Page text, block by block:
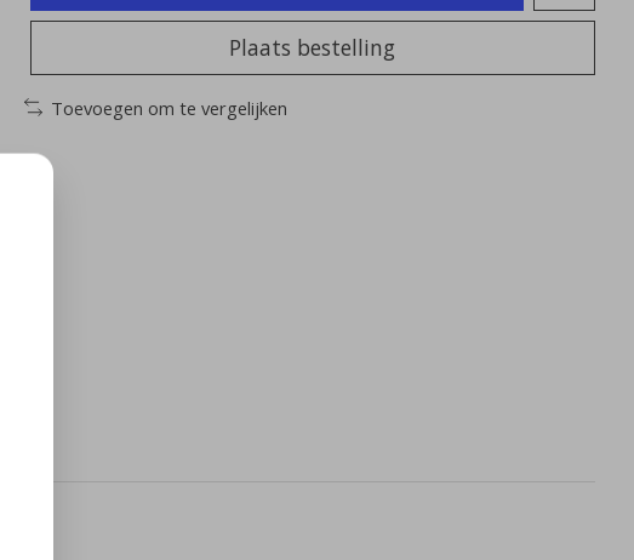
Plaats bestelling
Toevoegen om te vergelijken